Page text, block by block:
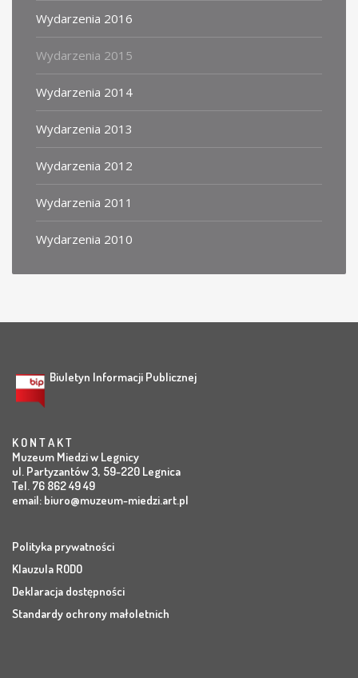
Wydarzenia 2016
Wydarzenia 2015
Wydarzenia 2014
Wydarzenia 2013
Wydarzenia 2012
Wydarzenia 2011
Wydarzenia 2010
Biuletyn Informacji Publicznej
K O N T A K T
Muzeum Miedzi w Legnicy
ul. Partyzantów 3, 59-220 Legnica
Tel. 76 862 49 49
email: biuro@muzeum-miedzi.art.pl
Polityka prywatności
Klauzula RODO
Deklaracja dostępności
Standardy ochrony małoletnich